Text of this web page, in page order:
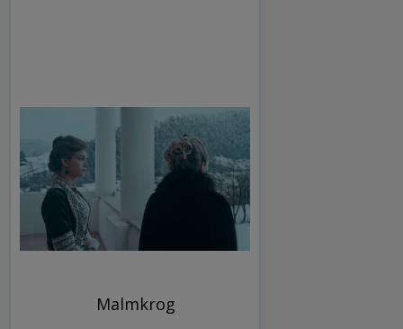
Malmkrog